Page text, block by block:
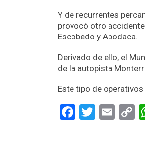
Y de recurrentes
provocó otro
Escobedo y Apodaca.
Derivado de ello, el
de la autopista
Este tipo de
Facebook
Twitter